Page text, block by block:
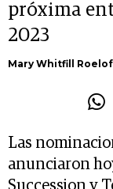
próxima
2023
Mary Whitfill
Las
anunciaron